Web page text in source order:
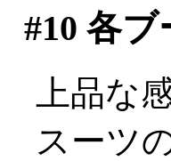
#10 各ブ
上品な
スーツ